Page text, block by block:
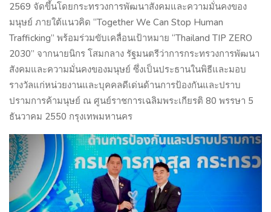
2569 จัดขึ้นโดยกระทรวงการพัฒนาสังคมและความมั่นคงของ
มนุษย์ ภายใต้แนวคิด “Together We Can Stop Human
Trafficking” พร้อมร่วมขับเคลื่อนเป้าหมาย “Thailand TIP ZERO
2030” จากนายนิกร โสมกลาง รัฐมนตรีว่าการกระทรวงการพัฒนา
สังคมและความมั่นคงของมนุษย์ ซึ่งเป็นประธานในพิธีและมอบ
รางวัลแก่หน่วยงานและบุคคลดีเด่นด้านการป้องกันและปราบ
ปรามการค้ามนุษย์ ณ ศูนย์ราชการเฉลิมพระเกียรติ 80 พรรษา 5
ธันวาคม 2550 กรุงเทพมหานคร